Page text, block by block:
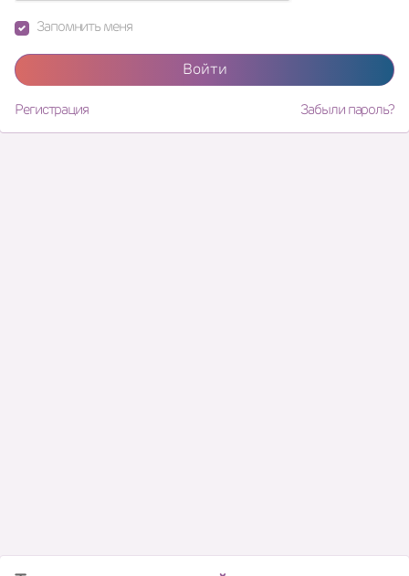
Запомнить меня
Войти
Регистрация Забыли пароль?